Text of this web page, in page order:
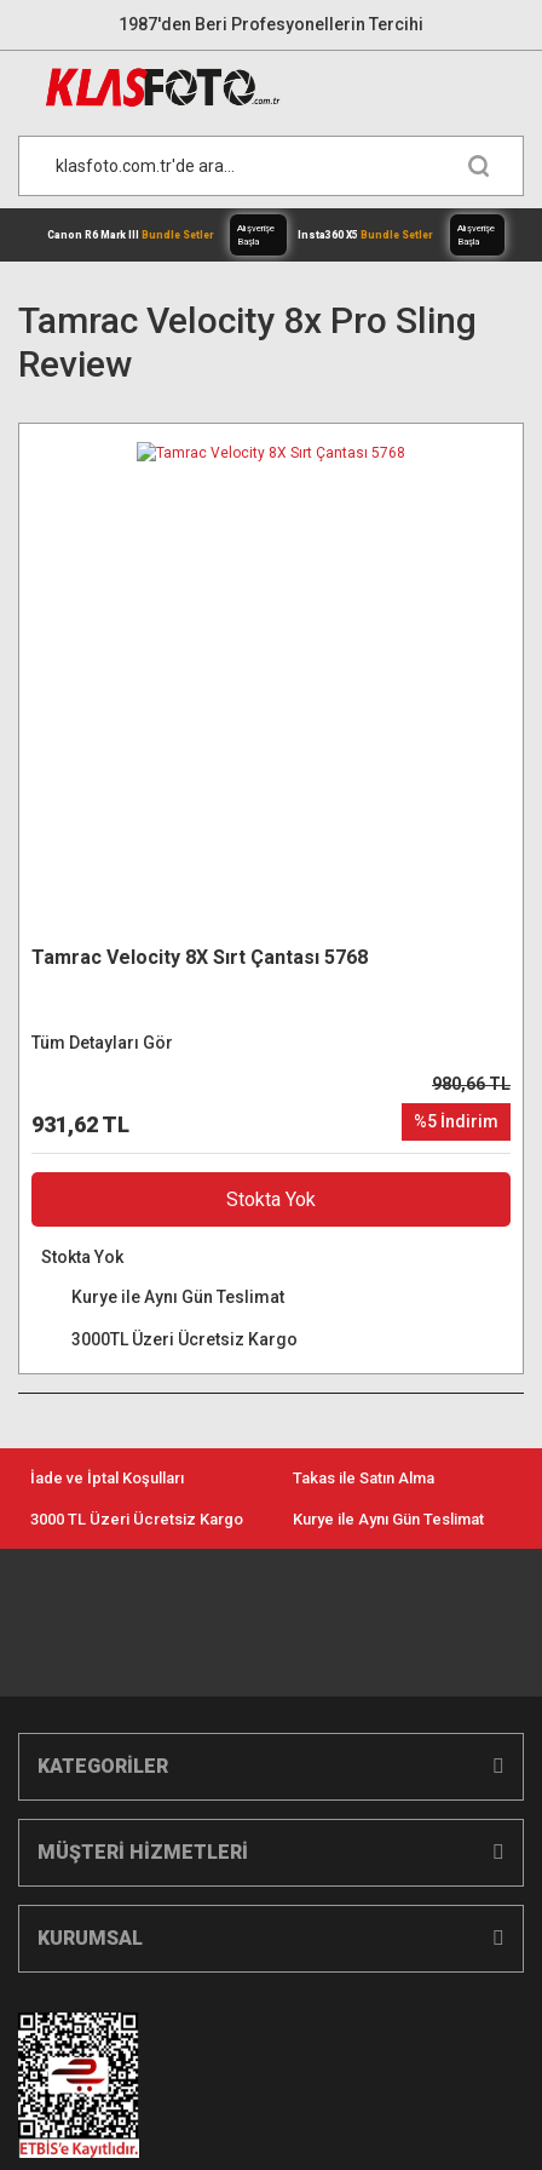
1987'den Beri Profesyonellerin Tercihi
Tamrac Velocity 8x Pro Sling
Review
Tamrac Velocity 8X Sırt Çantası 5768
Tüm Detayları Gör
931,62 TL
980,66 TL
%5 İndirim
Stokta Yok
Stokta Yok
Kurye ile Aynı Gün Teslimat
3000TL Üzeri Ücretsiz Kargo
İade ve İptal Koşulları Takas ile Satın Alma
3000 TL Üzeri Ücretsiz Kargo Kurye ile Aynı Gün Teslimat
KATEGORİLER
MÜŞTERİ HİZMETLERİ
KURUMSAL